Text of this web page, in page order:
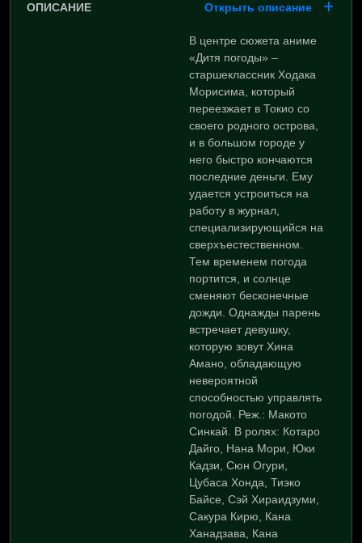
Открыть описание
В центре сюжета аниме
«Дитя погоды» –
старшеклассник Ходака
Морисима, который
переезжает в Токио со
своего родного острова,
и в большом городе у
него быстро кончаются
последние деньги. Ему
удается устроиться на
работу в журнал,
специализирующийся на
сверхъестественном.
Тем временем погода
портится, и солнце
сменяют бесконечные
дожди. Однажды парень
встречает девушку,
которую зовут Хина
Амано, обладающую
невероятной
способностью управлять
погодой. Реж.: Макото
Синкай. В ролях: Котаро
Дайго, Нана Мори, Юки
Кадзи, Сюн Огури,
Цубаса Хонда, Тиэко
Байсе, Сэй Хираидзуми,
Сакура Кирю, Кана
Ханадзава, Кана